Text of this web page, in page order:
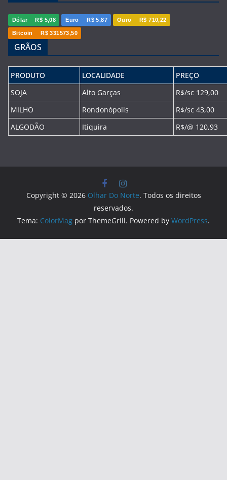
Dólar R$ 5,08 Euro R$ 5,87 Ouro R$ 710,22
Bitcoin R$ 331573,50
GRÃOS
PRODUTO LOCALIDADE
PREÇO
SOJA
Alto Garças
R$/sc 129,00
MILHO
Rondonópolis
R$/sc 43,00
ALGODÃO
Itiquira R$/@ 120,93
Copyright © 2026 Olhar Do Norte. Todos os direitos
reservados.
Tema: ColorMag por ThemeGrill. Powered by WordPress.